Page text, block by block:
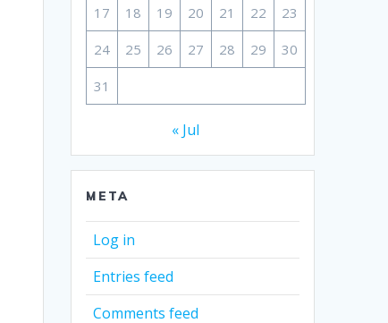
17 18 19 20 21 22 23
24 25 26 27 28 29 30
31
« Jul
META
Log in
Entries feed
Comments feed